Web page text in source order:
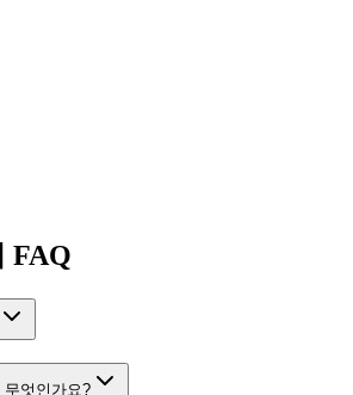
FAQ
무엇인가요?